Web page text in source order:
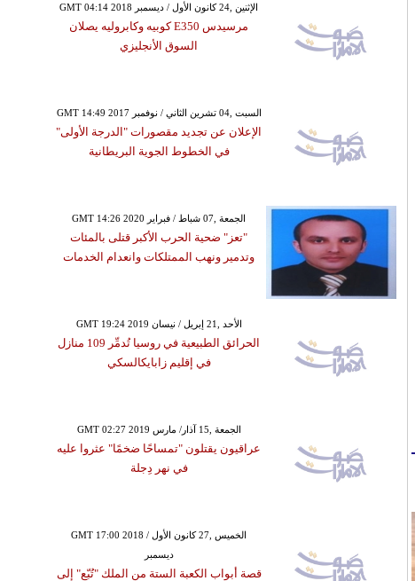
GMT 04:14 2018 الإثنين ,24 كانون الأول / ديسمبر
مرسيدس E350 كوبيه وكابروليه يصلان
السوق الأنجليزي
GMT 14:49 2017 السبت ,04 تشرين الثاني / نوفمبر
الإعلان عن تجديد مقصورات "الدرجة الأولى"
في الخطوط الجوية البريطانية
GMT 14:26 2020 الجمعة ,07 شباط / فبراير
"تعز" ضحية الحرب الأكبر قتلى بالمئات
وتدمير ونهب الممتلكات وانعدام الخدمات
GMT 19:24 2019 الأحد ,21 إبريل / نيسان
الحرائق الطبيعية في روسيا تُدمِّر 109 منازل
في إقليم زابايكالسكي
GMT 02:27 2019 الجمعة ,15 آذار/ مارس
عراقيون يقتلون "تمساحًا ضخمًا" عثروا عليه
في نهر دِجلة
GMT 17:00 2018 الخميس ,27 كانون الأول /
ديسمبر
قصة أبواب الكعبة الستة من الملك "تُبّع" إلى